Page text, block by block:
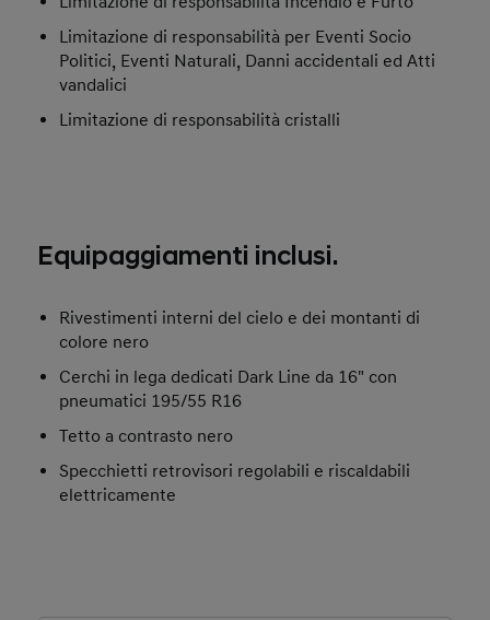
Limitazione di responsabilità per Eventi Socio
Politici, Eventi Naturali, Danni accidentali ed Atti
vandalici
Limitazione di responsabilità cristalli
Equipaggiamenti inclusi.
Rivestimenti interni del cielo e dei montanti di
colore nero
Cerchi in lega dedicati Dark Line da 16" con
pneumatici 195/55 R16
Tetto a contrasto nero
Specchietti retrovisori regolabili e riscaldabili
elettricamente